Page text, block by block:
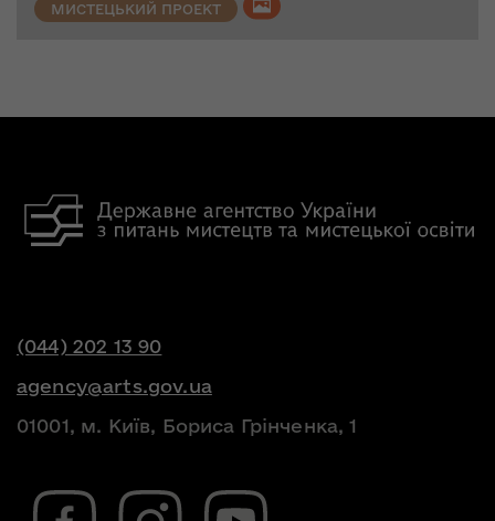
МИСТЕЦЬКИЙ ПРОЕКТ
(044) 202 13 90
agency@arts.gov.ua
01001, м. Київ, Бориса Грінченка, 1